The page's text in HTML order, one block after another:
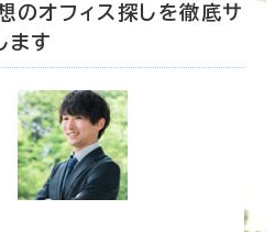
のオフィス探しを徹底サ
ます